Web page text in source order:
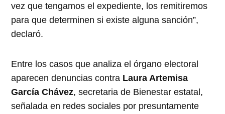
vez que tengamos el expediente, los remitiremos
para que determinen si existe alguna sanción”,
declaró.
Entre los casos que analiza el órgano electoral
aparecen denuncias contra Laura Artemisa
García Chávez, secretaria de Bienestar estatal,
señalada en redes sociales por presuntamente